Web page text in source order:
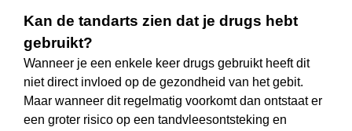
Kan de tandarts zien dat je drugs hebt
gebruikt?
Wanneer je een enkele keer drugs gebruikt heeft dit
niet direct invloed op de gezondheid van het gebit.
Maar wanneer dit regelmatig voorkomt dan ontstaat er
een groter risico op een tandvleesontsteking en